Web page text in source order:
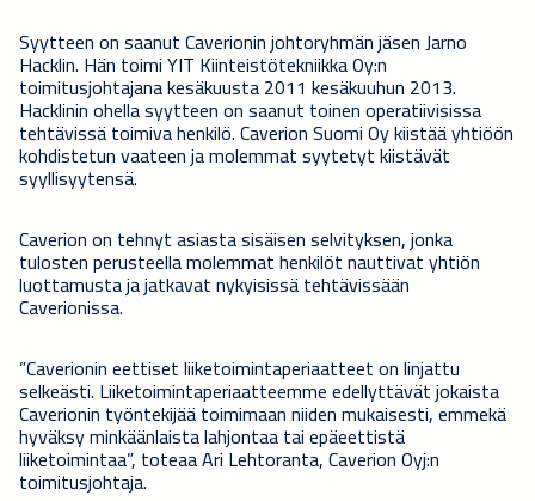
Syytteen on saanut Caverionin johtoryhmän jäsen Jarno
Hacklin. Hän toimi YIT Kiinteistötekniikka Oy:n
toimitusjohtajana kesäkuusta 2011 kesäkuuhun 2013.
Hacklinin ohella syytteen on saanut toinen operatiivisissa
tehtävissä toimiva henkilö. Caverion Suomi Oy kiistää yhtiöön
kohdistetun vaateen ja molemmat syytetyt kiistävät
syyllisyytensä.
Caverion on tehnyt asiasta sisäisen selvityksen, jonka
tulosten perusteella molemmat henkilöt nauttivat yhtiön
luottamusta ja jatkavat nykyisissä tehtävissään
Caverionissa.
”Caverionin eettiset liiketoimintaperiaatteet on linjattu
selkeästi. Liiketoimintaperiaatteemme edellyttävät jokaista
Caverionin työntekijää toimimaan niiden mukaisesti, emmekä
hyväksy minkäänlaista lahjontaa tai epäeettistä
liiketoimintaa”, toteaa Ari Lehtoranta, Caverion Oyj:n
toimitusjohtaja.